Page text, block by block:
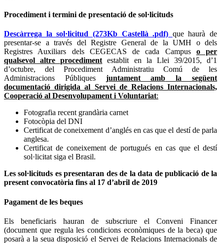
Procediment i termini de presentació de sol·licituds
Descàrrega la sol·licitud (273Kb Castellà .pdf) que haurà de
presentar-se a través del Registre General de la UMH o dels
Registres Auxiliars dels CEGECAS de cada Campus o per
qualsevol altre procediment establit en la Llei 39/2015, d’1
d’octubre, del Procediment Administratiu Comú de les
Administracions Públiques juntament amb
la següent
documentació dirigida al Servei de Relacions Internacionals,
Cooperació al Desenvolupament i Voluntariat:
Fotografia recent grandària carnet
Fotocòpia del DNI
Certificat de coneixement d’anglés en cas que el destí de parla
anglesa.
Certificat de coneixement de portugués en cas que el destí
sol·licitat siga el Brasil.
Les sol·licituds es presentaran des de la data de publicació de la
present convocatòria fins al 17 d’abril de 2019
Pagament de les beques
Els beneficiaris hauran de subscriure el Conveni Financer
(document que regula les condicions econòmiques de la beca) que
posarà a la seua disposició el Servei de Relacions Internacionals de